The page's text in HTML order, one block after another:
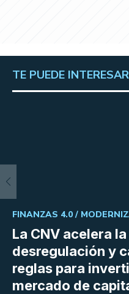
TE PUEDE INTERESAR
La CNV acelera la
desregulación y
reglas para
mercado de
FINANZAS 4.0 /